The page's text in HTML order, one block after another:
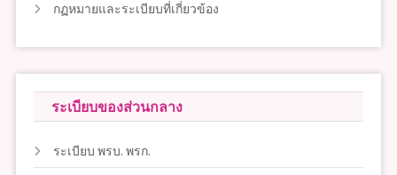
กฏหมายและระเบียบที่เกี่ยวข้อง
ระเบียบของส่วนกลาง
ระเบียบ พรบ. พรก.